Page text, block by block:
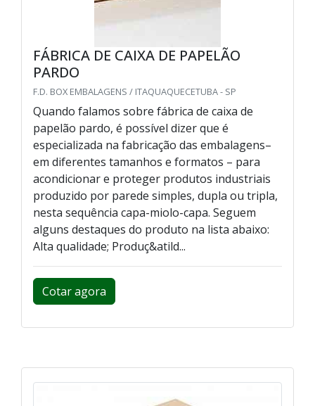
FÁBRICA DE CAIXA DE PAPELÃO
PARDO
F.D. BOX EMBALAGENS / ITAQUAQUECETUBA - SP
Quando falamos sobre fábrica de caixa de
papelão pardo, é possível dizer que é
especializada na fabricação das embalagens–
em diferentes tamanhos e formatos – para
acondicionar e proteger produtos industriais
produzido por parede simples, dupla ou tripla,
nesta sequência capa-miolo-capa. Seguem
alguns destaques do produto na lista abaixo:
Alta qualidade; Produç&atild...
Cotar agora